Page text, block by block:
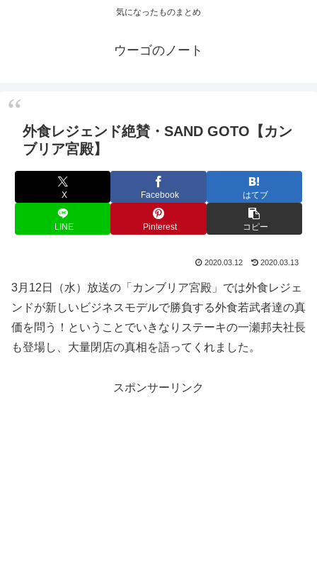
気になったものまとめ
ウーゴのノート
外食レジェンド絶賛・SAND GOTO【カン
ブリア宮殿】
X Facebook はてブ
LINE Pinterest コピー
2020.03.12 2020.03.13
3月12日（水）放送の「カンブリア宮殿」では外食レジェ
ンドが新しいビジネスモデルで勝負する外食若武者達の真
価を問う！ということでいきなりステーキの一瀬邦夫社長
も登場し、大量閉店の真相を語ってくれました。
スポンサーリンク